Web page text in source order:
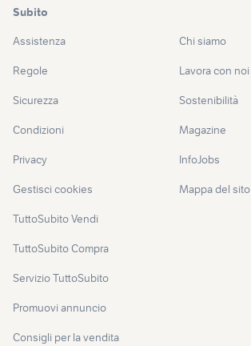
Subito
Assistenza
Regole
Sicurezza
Condizioni
Privacy
Gestisci cookies
TuttoSubito Vendi
TuttoSubito Compra
Servizio TuttoSubito
Promuovi annuncio
Consigli per la vendita
Chi siamo
Lavora con noi
Sostenibilità
Magazine
InfoJobs
Mappa del sito